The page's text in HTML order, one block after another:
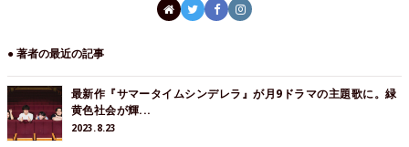
● 著者の最近の記事
最新作『サマータイムシンデレラ』が月9ドラマの主題歌に。緑
黄色社会が輝...
2023.8.23